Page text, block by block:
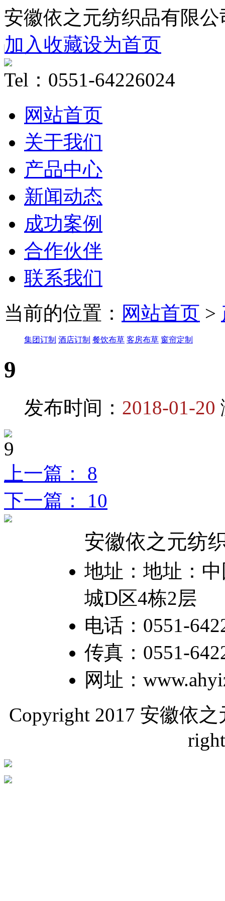
安徽依之元纺织品有限公
加入收藏设为首页
Tel：0551-64226024
网站首页
关于我们
产品中心
新闻动态
成功案例
合作伙伴
联系我们
当前的位置： 网站首页 >
集团订制 酒店订制 餐饮布草 客房布草 窗帘定制
9
发布时间： 2018-01-20
上一篇： 8
下一篇： 10
安徽依之元纺
地址：地址：
城D区4栋2层
电话：0551-
传真：0551-
网址：
Copyright 2017 安徽依